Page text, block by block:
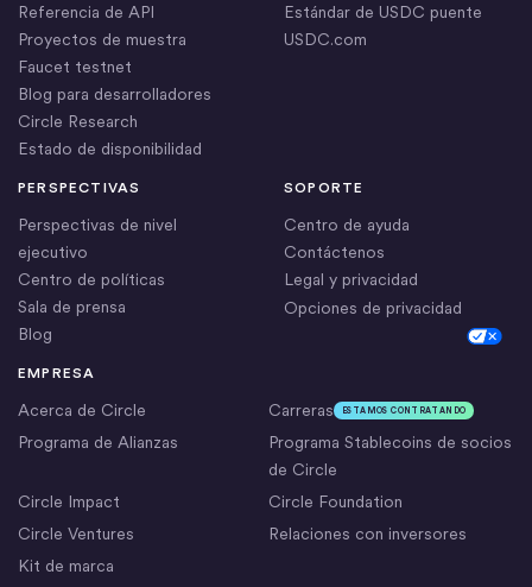
Referencia de API
Proyectos de muestra
Faucet testnet
Blog para desarrolladores
Circle Research
Estado de disponibilidad
EMPRESA
Acerca de Circle Carreras ESTAMOS CONTRATANDO
Programa de Alianzas
Programa Stablecoins de socios
de Circle
Circle Impact
Circle Foundation
Circle Ventures
Relaciones con inversores
Kit de marca
Estándar de USDC puente
USDC.com
PERSPECTIVAS
Perspectivas de nivel
ejecutivo
Centro de políticas
Sala de prensa
Blog
SOPORTE
Centro de ayuda
Contáctenos
Legal y privacidad
Opciones de privacidad